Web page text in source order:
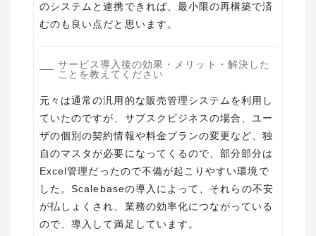
のシステムと連携できれば、最小限の再構築で済
むのも良い点だと思います。
サービス導入後の効果・メリット・解決した
ことを教えてください
元々は通常の汎用的な販売管理システムを利用し
ていたのですが、サブスクビジネスの場合、ユー
ザの個別の契約情報や料金プランの変更など、独
自のマスタが必要になってくるので、部分部分は
Excel管理だったので不備が起こりやすい環境で
した。Scalebaseの導入によって、それらの不安
が払しょくされ、業務の効率化につながっている
ので、導入して満足しています。